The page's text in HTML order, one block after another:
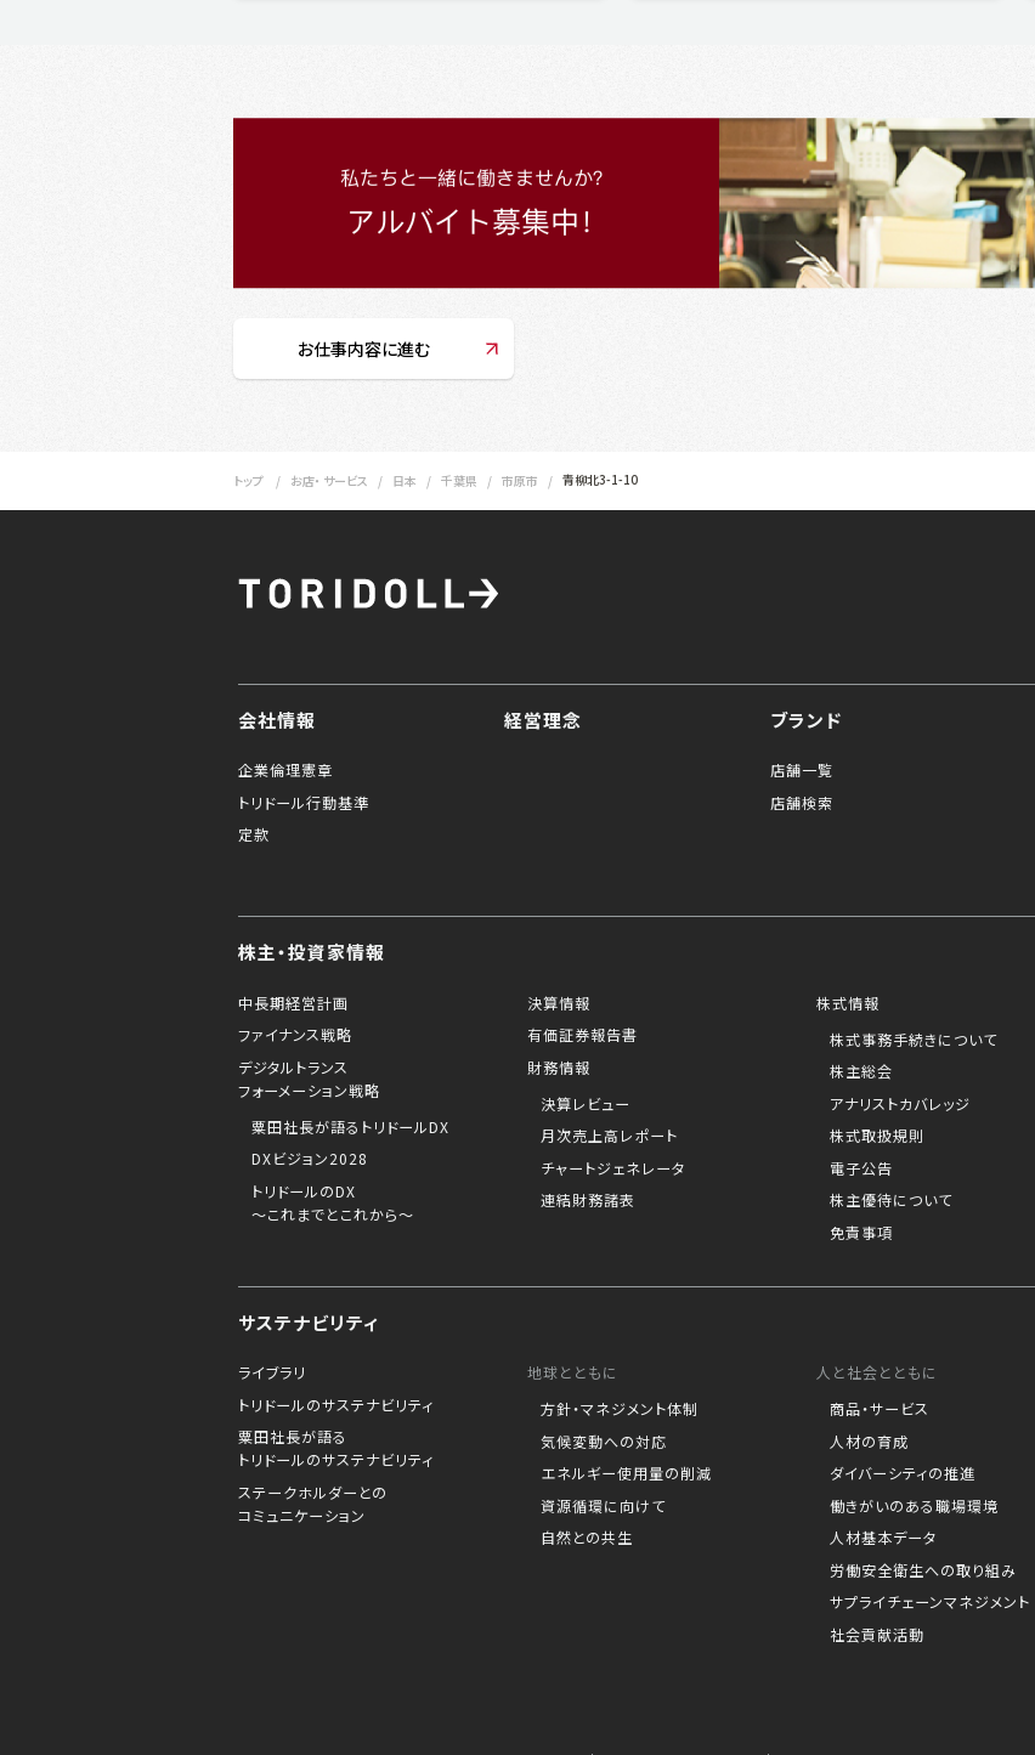
お仕事内容に進む
トップ お店・ サービス 日本 千葉県 市原市 青柳北3-1-10
会社情報
企業倫理憲章
トリドール行動基準
定款
経営理念 ブランド
店舗一覧
店舗検索
株主・投資家情報
中長期経営計画
ファイナンス戦略
デジタルトランス
フォーメーション戦略
粟田社長が語るトリドールDX
DXビジョン2028
トリドールのDX
～これまでとこれから～
決算情報
有価証券報告書
財務情報
決算レビュー
月次売上高レポート
チャートジェネレータ
連結財務諸表
株式情報
株式事務手続きについて
株主総会
アナリストカバレッジ
株式取扱規則
電子公告
株主優待について
免責事項
サステナビリティ
ライブラリ
トリドールのサステナビリティ
粟田社長が語る
トリドールのサステナビリティ
ステークホルダーとの
コミュニケーション
地球とともに
方針・マネジメント体制
気候変動への対応
エネルギー使用量の削減
資源循環に向けて
自然との共生
人と社会とともに
商品・サービス
人材の育成
ダイバーシティの推進
働きがいのある職場環境
人材基本データ
労働安全衛生への取り組み
サプライチェーンマネジメント
社会貢献活動